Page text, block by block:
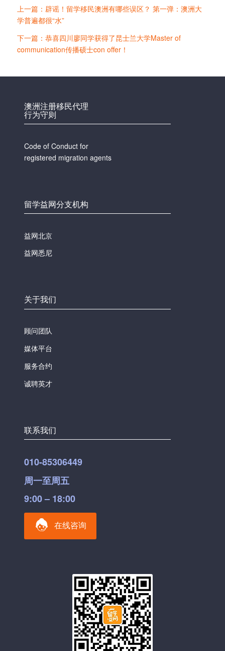
上一篇：辟谣！留学移民澳洲有哪些误区？ 第一弹：澳洲大
学普遍都很“水”
下一篇：恭喜四川廖同学获得了昆士兰大学Master of
communication传播硕士con offer！
澳洲注册移民代理
行为守则
Code of Conduct for
registered migration agents
留学益网分支机构
益网北京
益网悉尼
关于我们
顾问团队
媒体平台
服务合约
诚聘英才
联系我们
010-85306449
周一至周五
9:00 – 18:00
在线咨询